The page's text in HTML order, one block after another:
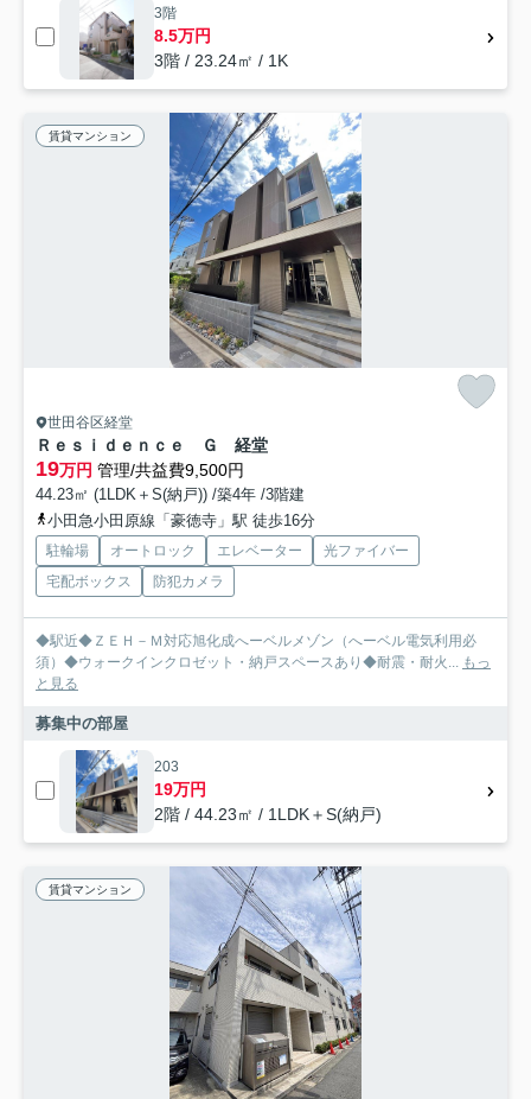
3階
8.5万円
3階 / 23.24㎡ / 1K
賃貸マンション
世田谷区経堂
Ｒｅｓｉｄｅｎｃｅ Ｇ 経堂
19万円 管理/共益費9,500円
44.23㎡ (1LDK＋S(納戸)) /築4年 /3階建
小田急小田原線「豪徳寺」駅 徒歩16分
駐輪場 オートロック エレベーター
光ファイバー
宅配ボックス
防犯カメラ
◆駅近◆ＺＥＨ－Ｍ対応旭化成へーベルメゾン（へーベル電気利用必
須）◆ウォークインクロゼット・納戸スペースあり◆耐震・耐火... もっ
と見る
募集中の部屋
203
19万円
2階 / 44.23㎡ / 1LDK＋S(納戸)
賃貸マンション